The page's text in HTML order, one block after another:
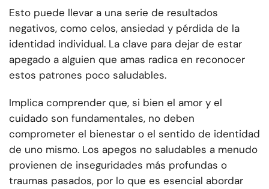
Esto puede llevar a una serie de resultados
negativos, como celos, ansiedad y pérdida de la
identidad individual. La clave para dejar de estar
apegado a alguien que amas radica en reconocer
estos patrones poco saludables.
Implica comprender que, si bien el amor y el
cuidado son fundamentales, no deben
comprometer el bienestar o el sentido de identidad
de uno mismo. Los apegos no saludables a menudo
provienen de inseguridades más profundas o
traumas pasados, por lo que es esencial abordar